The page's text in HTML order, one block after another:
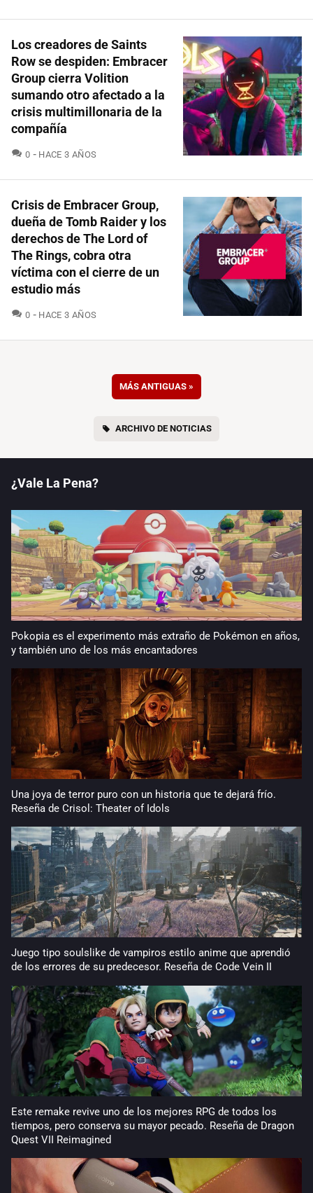
Los creadores de Saints
Row se despiden: Embracer
Group cierra Volition
sumando otro afectado a la
crisis multimillonaria de la
compañía
0 COMENTARIOS
HACE 3 AÑOS
Crisis de Embracer Group,
dueña de Tomb Raider y los
derechos de The Lord of
The Rings, cobra otra
víctima con el cierre de un
estudio más
0 COMENTARIOS
HACE 3 AÑOS
MÁS ANTIGUAS »
ARCHIVO DE NOTICIAS
¿Vale La Pena?
Pokopia es el experimento más extraño de Pokémon en años,
y también uno de los más encantadores
Una joya de terror puro con un historia que te dejará frío.
Reseña de Crisol: Theater of Idols
Juego tipo soulslike de vampiros estilo anime que aprendió
de los errores de su predecesor. Reseña de Code Vein II
Este remake revive uno de los mejores RPG de todos los
tiempos, pero conserva su mayor pecado. Reseña de Dragon
Quest VII Reimagined